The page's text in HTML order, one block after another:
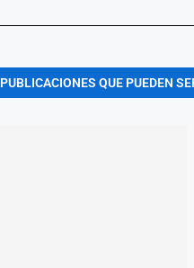
PUBLICACIONES QUE PUEDEN